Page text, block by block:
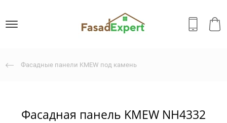
Фасадные панели KMEW под камень
Фасадная панель KMEW NH4332